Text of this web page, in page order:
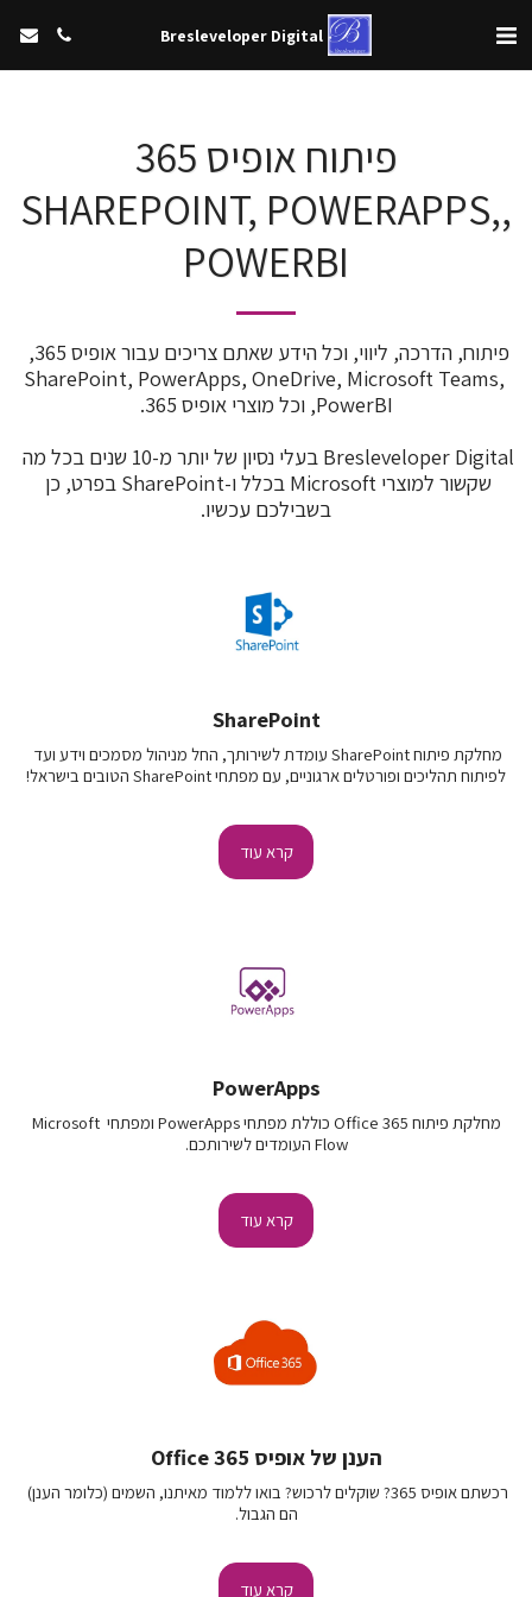
Bresleveloper Digital
פיתוח אופיס 365
,SHAREPOINT, POWERAPPS,
POWERBI
SharePoint, PowerApps, OneDrive, Microsoft Teams,
בשבילכם עכשיו.
SharePoint
לפיתוח תהליכים ופורטלים ארגוניים, עם מפתחי SharePoint הטובים בישראל!
קרא עוד
PowerApps
מחלקת פיתוח Office 365 כוללת מפתחי PowerApps ומפתחי Microsoft
Flow העומדים לשירותכם.
קרא עוד
הענן של אופיס Office 365
הם הגבול.
קרא עוד